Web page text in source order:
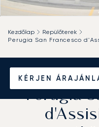
KÉRJEN
Kezdőlap
Repülőterek
Perugia San Francesco
Perugia